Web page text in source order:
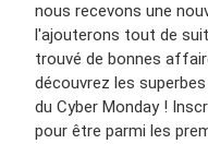
nous recevons une
l'ajouterons tout de
trouvé de bonnes
découvrez les
du Cyber Monday !
pour être parmi les